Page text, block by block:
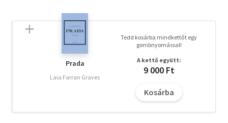
Prada
Laia Farran Graves
Tedd kosárba mindkettőt egy
gombnyomással!
A kettő együtt:
9 000 Ft
Kosárba